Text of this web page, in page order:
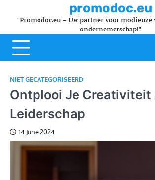
promodoc.eu
"Promodoc.eu – Uw partner voor modieuze
ondernemerschap!"
NIET GECATEGORISEERD
Ontplooi Je Creativiteit
Leiderschap
14 June 2024